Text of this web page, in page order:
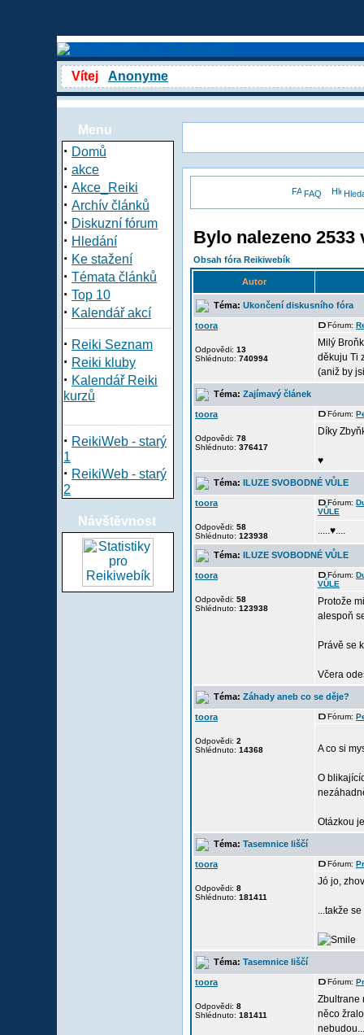
Vítej Anonyme
Menu
· Domů
· akce
· Akce_Reiki
· Archív článků
· Diskuzní fórum
· Hledání
· Ke stažení
· Témata článků
· Top 10
· Kalendář akcí
· Reiki Seznam
· Reiki kluby
· Kalendář Reiki
kurzů
· ReikiWeb - starý
1
· ReikiWeb - starý
2
Návštěvnost
FAQ
Bylo nalezeno
Obsah fóra Reikiwebík
Autor
Téma: Ukončení diskusního fóra
toora
Odpovědi: 13
Shlédnuto: 740994
Fórum:
Milý
děkuju Ti
(aniž by
Téma: Zajímavý článek
toora
Odpovědi: 78
Shlédnuto: 376417
Fórum:
Díky
♥
Téma: ILUZE SVOBODNÉ VŮLE
toora
Odpovědi: 58
Shlédnuto: 123938
Fórum:
VŮLE
.....♥....
Téma: ILUZE SVOBODNÉ VŮLE
toora
Odpovědi: 58
Shlédnuto: 123938
Fórum:
VŮLE
Protože
alespoň
Právě se
Včera
Téma: Záhady aneb co se děje?
toora
Odpovědi: 2
Shlédnuto: 14368
Fórum:
A co si
O
Otázkou
Téma: Tasemnice liščí
toora
Odpovědi: 8
Shlédnuto: 181411
Fórum:
Jó jo,
...takže
Téma: Tasemnice liščí
toora
Odpovědi: 8
Shlédnuto: 181411
Fórum:
Zbultrane
něco